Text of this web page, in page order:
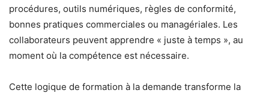
procédures, outils numériques, règles de conformité,
bonnes pratiques commerciales ou managériales. Les
collaborateurs peuvent apprendre « juste à temps », au
moment où la compétence est nécessaire.
Cette logique de formation à la demande transforme la